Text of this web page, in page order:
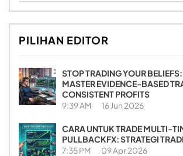
PILIHAN EDITOR
STOP TRADING YOUR
MASTER EVIDENCE-BASED
CONSISTENT PROFITS
9:39 AM 16 Jun 2026
CARA UNTUK TRADE MULTI-
PULLBACKFX: STRATEGI
7:35 PM 09 Apr 2026